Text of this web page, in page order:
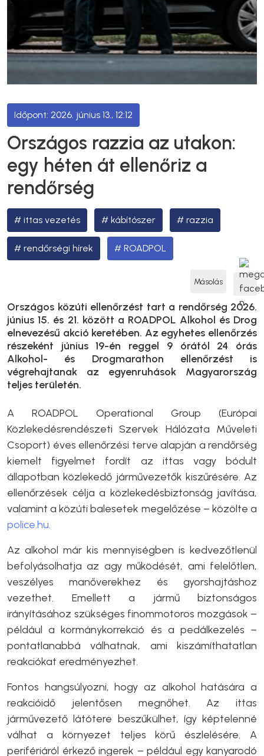
2026. június 13., 12:12
Országos razzia az utakon:
egy héten át ellenőriz a
rendőrség
ittas vezetés kábítószer razzia
rendőrségi hírek ROADPOL
Másolás
Országos közúti ellenőrzést tart a rendőrség 2026.
június 15. és 21. között a ROADPOL Alkohol és Drog
elnevezésű akció keretében. Az egyhetes ellenőrzés
részeként június 19-én reggel 9 órától 24 órás
Alkohol- és Drogmarathon ellenőrzést is
végrehajtanak az egyenruhások Magyarország
teljes területén.
A ROADPOL Operational Group (Európai
Közlekedésrendészeti Szervek Hálózata Műveleti
Csoport) éves ellenőrzési terve alapján a rendőrség
kiemelt figyelmet fordít az ittas vagy bódult
állapotban közlekedő járművezetők kiszűrésére. Az
ellenőrzések célja a közlekedésbiztonság javítása,
valamint a közúti balesetek megelőzése – közölte a
police.hu.
Az alkohol már kis mennyiségben is kedvezőtlenül
befolyásolhatja az agy működését, ami felelőtlen,
veszélyes manőverekhez és gyorshajtáshoz
vezethet. Emellett a jármű biztonságos
irányításához szükséges finommotoros mozgások –
például a kormánykorrekció és a pedálkezelés –
pontatlanabbá válhatnak, ami kiszámíthatatlan
reakciókat eredményezhet.
Fontos hangsúlyozni, hogy az alkohol hatására a
reakcióidő jelentősen megnőhet. Az ittas
járművezető látótere beszűkülhet, így képtelenné
válhat a környezet teljes körű észlelésére. A
perifériáról érkező ingerek – például egy kanyarodó